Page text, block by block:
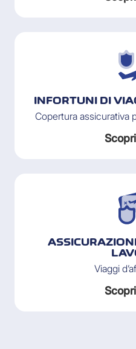
INFORTUNI DI
Copertura assicurativa
Viaggi